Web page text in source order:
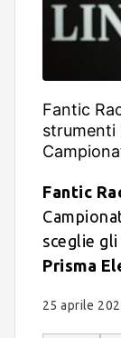
Fantic
strumenti
Fantic
sceglie gli
Prisma
25 aprile